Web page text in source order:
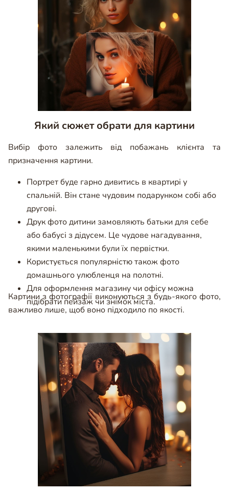
Який сюжет обрати для картини
Вибір фото залежить від побажань клієнта та
призначення картини.
Портрет буде гарно дивитись в квартирі у
спальній. Він стане чудовим подарунком собі або
другові.
Друк фото дитини замовляють батьки для себе
або бабусі з дідусем. Це чудове нагадування,
якими маленькими були їх первістки.
Користується популярністю також фото
домашнього улюбленця на полотні.
Для оформлення магазину чи офісу можна
підібрати пейзаж чи знімок міста.
Картини з фотографії виконуються з будь-якого фото,
важливо лише, щоб воно підходило по якості.